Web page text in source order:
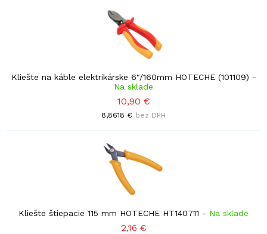
Kliešte na káble elektrikárske 6"/160mm HOTECHE (101109) -
Na sklade
10,90 €
8,8618 € bez DPH
Kliešte štiepacie 115 mm HOTECHE HT140711 - Na sklade
2,16 €